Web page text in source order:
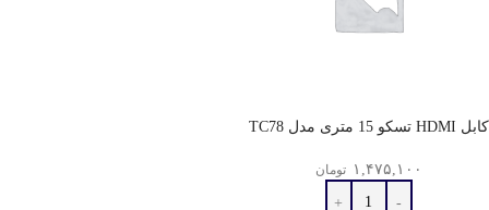
کابل HDMI تسکو 15 متری مدل TC78
۱,۴۷۵,۱۰۰ تومان